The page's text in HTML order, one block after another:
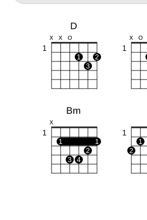
D
X X O
1
1
2
3
X O
1
Bm
X
1
1
1
2
3
4
1
1
2